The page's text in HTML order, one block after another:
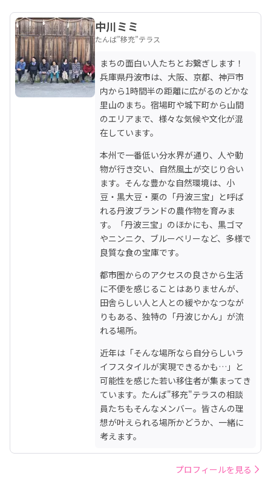
中川ミミ
たんば”移充”テラス
まちの面白い人たちとお繋ぎします！
兵庫県丹波市は、大阪、京都、神戸市
内から1時間半の距離に広がるのどかな
里山のまち。宿場町や城下町から山間
のエリアまで、様々な気候や文化が混
在しています。
本州で一番低い分水界が通り、人や動
物が行き交い、自然風土が交じり合い
ます。そんな豊かな自然環境は、小
豆・黒大豆・栗の「丹波三宝」と呼ば
れる丹波ブランドの農作物を育みま
す。「丹波三宝」のほかにも、黒ゴマ
やニンニク、ブルーベリーなど、多様で
良質な食の宝庫です。
都市圏からのアクセスの良さから生活
に不便を感じることはありませんが、
田舎らしい人と人との緩やかなつなが
りもある、独特の「丹波じかん」が流
れる場所。
近年は「そんな場所なら自分らしいラ
イフスタイルが実現できるかも…」と
可能性を感じた若い移住者が集まってき
ています。たんば"移充"テラスの相談
員たちもそんなメンバー。皆さんの理
想が叶えられる場所かどうか、一緒に
考えます。
プロフィールを見る